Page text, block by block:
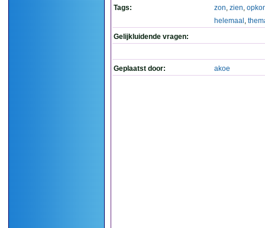
Tags: zon, zien,
helemaal ,
Gelijkluidende vragen:
Geplaatst door: akoe